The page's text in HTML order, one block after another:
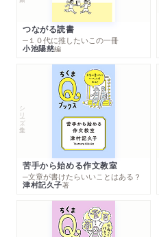
つながる読書
─１０代に推したいこの一冊
小池陽慈編
シリーズ・全集
苦手から始める作文教室
─文章が書けたらいいことはある？
津村記久子著